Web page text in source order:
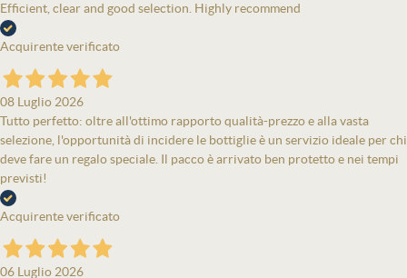
Efficient, clear and good selection. Highly recommend
Acquirente verificato
08 Luglio 2026
Tutto perfetto: oltre all'ottimo rapporto qualità-prezzo e alla vasta
selezione, l'opportunità di incidere le bottiglie è un servizio ideale per chi
deve fare un regalo speciale. Il pacco è arrivato ben protetto e nei tempi
previsti!
Acquirente verificato
06 Luglio 2026